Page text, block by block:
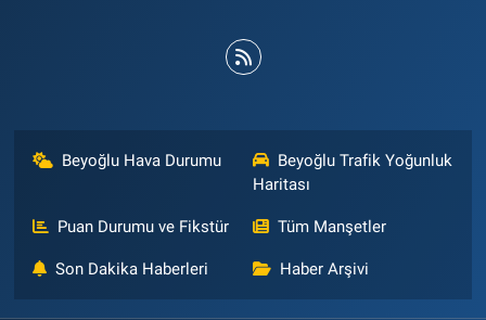
Beyoğlu Hava Durumu
Beyoğlu Trafik Yoğunluk
Haritası
Puan Durumu ve Fikstür Tüm Manşetler
Son Dakika Haberleri Haber Arşivi